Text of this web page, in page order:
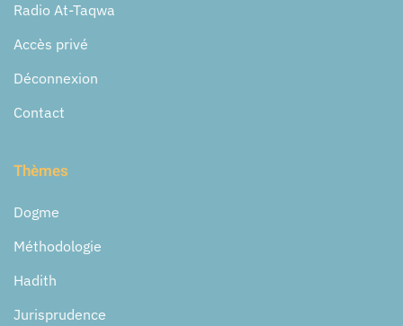
Radio At-Taqwa
Accès privé
Déconnexion
Contact
Thèmes
Dogme
Méthodologie
Hadith
Jurisprudence